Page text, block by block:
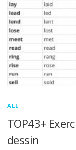
ALL
TOP43+
dessin